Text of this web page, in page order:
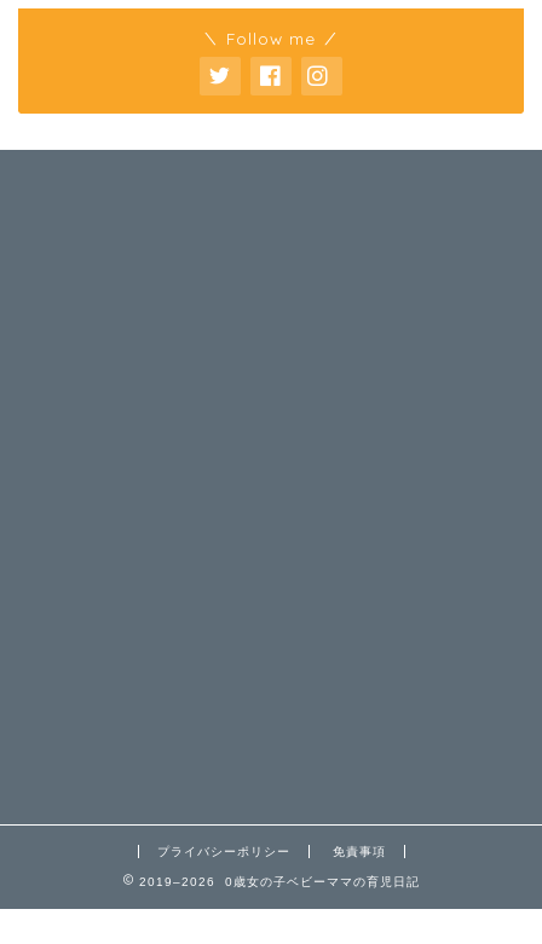
＼ Follow me ／
プライバシーポリシー 免責事項
2019–2026 0歳女の子ベビーママの育児日記